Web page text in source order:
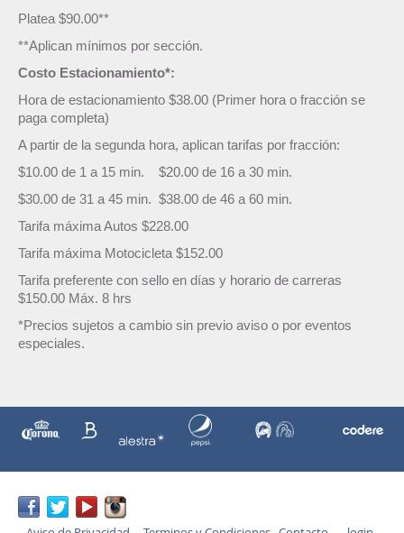
Platea $90.00**
**Aplican mínimos por sección.
Costo Estacionamiento*:
Hora de estacionamiento $38.00 (Primer hora o fracción se
paga completa)
A partir de la segunda hora, aplican tarifas por fracción:
$10.00 de 1 a 15 min. $20.00 de 16 a 30 min.
$30.00 de 31 a 45 min. $38.00 de 46 a 60 min.
Tarifa máxima Autos $228.00
Tarifa máxima Motocicleta $152.00
Tarifa preferente con sello en días y horario de carreras
$150.00 Máx. 8 hrs
*Precios sujetos a cambio sin previo aviso o por eventos
especiales.